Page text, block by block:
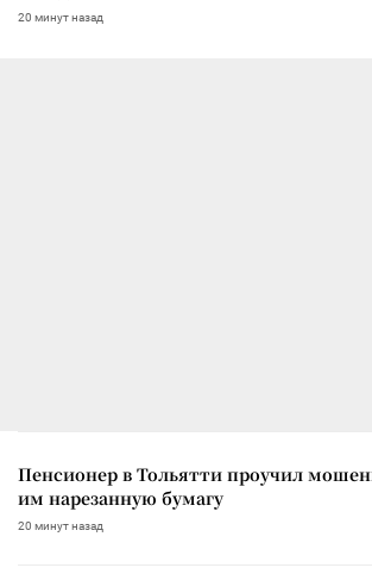
20 минут назад
Пенсионер в Тольятти проучил
им нарезанную бумагу
20 минут назад